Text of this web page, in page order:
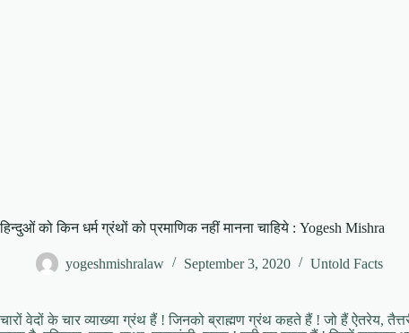
हिन्दुओं को किन धर्म ग्रंथों को प्रमाणिक नहीं मानना चाहिये : Yogesh Mishra
yogeshmishralaw September 3, 2020 Untold Facts
चारों वेदों के चार व्याख्या ग्रंथ हैं ! जिनको ब्राह्मण ग्रंथ कहते हैं ! जो हैं ऐतरेय,